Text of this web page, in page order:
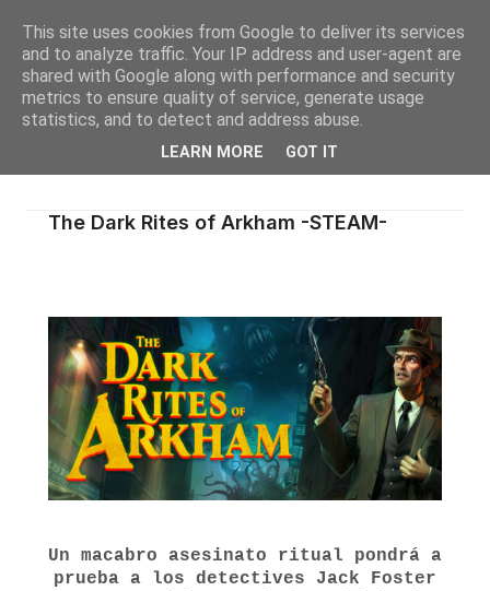
The Dark Rites of Arkham -STEAM-
Un macabro asesinato ritual pondrá a
prueba a los detectives Jack Foster
This site uses cookies from Google to deliver its services
and to analyze traffic. Your IP address and user-agent are
shared with Google along with performance and security
metrics to ensure quality of service, generate usage
statistics, and to detect and address abuse.
LEARN MORE GOT IT